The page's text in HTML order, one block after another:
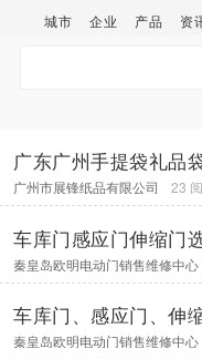
城市 企业 产品 资
广东广州手提袋礼品
广州市展锋纸品有限公司 23
车库门感应门伸缩门
秦皇岛欧明电动门销售维修中心
车库门、感应门、伸
秦皇岛欧明电动门销售维修中心